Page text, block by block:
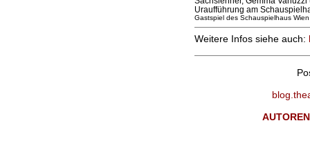
Uraufführung am
Gastspiel des Schauspielhaus
Weitere Infos siehe auch: